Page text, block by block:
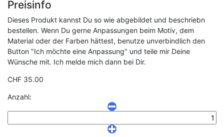
Preisinfo
Dieses Produkt kannst Du so wie abgebildet und beschriebn
bestellen. Wenn Du gerne Anpassungen beim Motiv, dem
Material oder der Farben hättest, benutze unverbindlich den
Button "Ich möchte eine Anpassung" und teile mir Deine
Wünsche mit. Ich melde mich dann bei Dir.
CHF 35.00
Anzahl: